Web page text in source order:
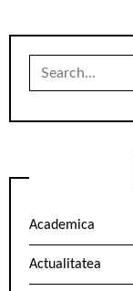
Search
Academica
Actualitatea